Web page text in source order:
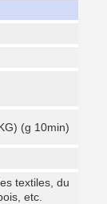
(g 10min)
textiles, du
etc.